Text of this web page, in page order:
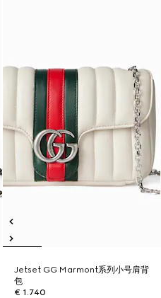
Jetset GG Marmont系列小号肩背
包
€ 1.740